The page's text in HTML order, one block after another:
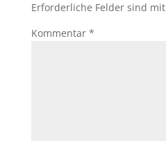
Erforderliche Felder sind mit
Kommentar *